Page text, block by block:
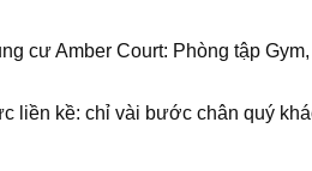
cư Amber Court: Phòng tập
liền kề: chỉ vài bước chân quý